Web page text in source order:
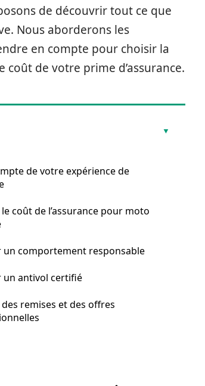
de découvrir tout ce que
Nous aborderons les
en compte pour choisir la
de votre prime d’assurance.
de votre expérience de
coût de l’assurance pour moto
un comportement responsable
un antivol certifié
remises et des offres